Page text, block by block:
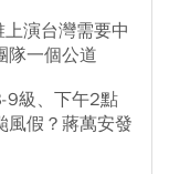
上演台灣需要中
隊一個公道
9級、下午2點
假？蔣萬安發